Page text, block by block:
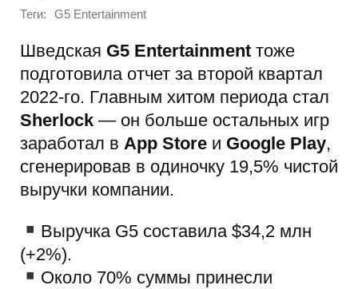
Теги: G5 Entertainment
Шведская G5 Entertainment тоже
подготовила отчет за второй квартал
2022-го. Главным хитом периода стал
Sherlock — он больше остальных игр
заработал в App Store и Google Play,
сгенерировав в одиночку 19,5% чистой
выручки компании.
Выручка G5 составила $34,2 млн
(+2%).
Около 70% суммы принесли